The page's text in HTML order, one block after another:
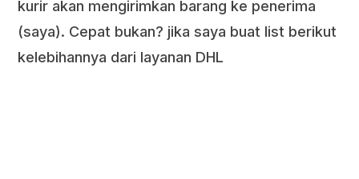
kurir akan mengirimkan barang ke penerima
(saya). Cepat bukan? jika saya buat list berikut
kelebihannya dari layanan DHL